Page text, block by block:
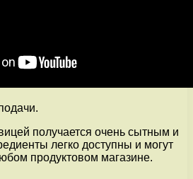
получается очень сытным и
легко доступны и могут
продуктовом магазине.